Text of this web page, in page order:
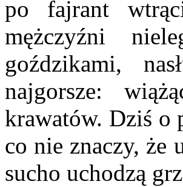
po fajrant
mężczyźni
goździkami,
najgorsze:
krawatów. Dziś o
co nie znaczy, że
sucho uchodzą